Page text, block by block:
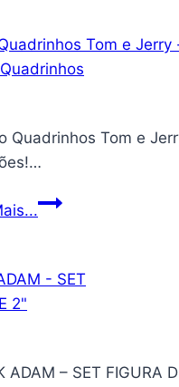
é
possível:
uma
desaceleração
ciências
Quadrinhos Tom e
Combo
e
com
ADAM – SET